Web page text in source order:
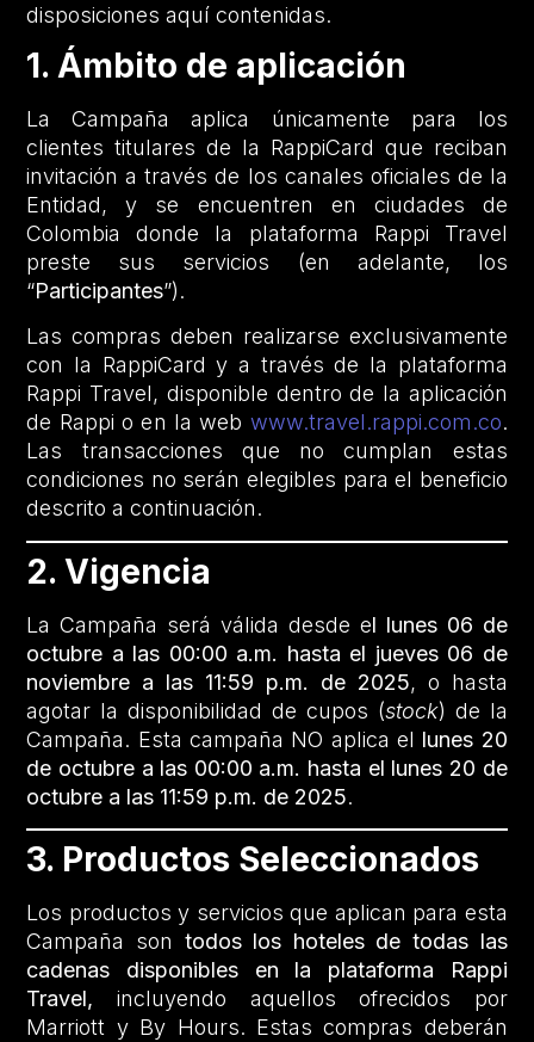
disposiciones aquí contenidas.
1. Ámbito de aplicación
La Campaña aplica únicamente para los
clientes titulares de la RappiCard que reciban
invitación a través de los canales oficiales de la
Entidad, y se encuentren en ciudades de
Colombia donde la plataforma Rappi Travel
preste sus servicios (en adelante, los
“Participantes”).
Las compras deben realizarse exclusivamente
con la RappiCard y a través de la plataforma
Rappi Travel, disponible dentro de la aplicación
de Rappi o en la web www.travel.rappi.com.co.
Las transacciones que no cumplan estas
condiciones no serán elegibles para el beneficio
descrito a continuación.
2. Vigencia
La Campaña será válida desde el lunes 06 de
octubre a las 00:00 a.m. hasta el jueves 06 de
noviembre a las 11:59 p.m. de 2025, o hasta
agotar la disponibilidad de cupos (stock) de la
Campaña. Esta campaña NO aplica el lunes 20
de octubre a las 00:00 a.m. hasta el lunes 20 de
octubre a las 11:59 p.m. de 2025.
3. Productos Seleccionados
Los productos y servicios que aplican para esta
Campaña son todos los hoteles de todas las
cadenas disponibles en la plataforma Rappi
Travel, incluyendo aquellos ofrecidos por
Marriott y By Hours. Estas compras deberán